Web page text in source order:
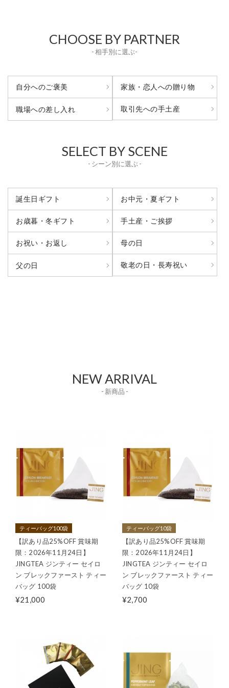
CHOOSE BY PARTNER
- 相手別に選ぶ-
自分へのご褒美 家族・恋人への贈り物
職場への差し入れ 取引先への手土産
SELECT BY SCENE
- シーン別に選ぶ -
誕生日ギフト お中元・夏ギフト
お歳暮・冬ギフト 手土産・ご挨拶
お祝い・お返し 母の日
父の日 敬老の日・長寿祝い
NEW ARRIVAL
- 新商品 -
ティーバッグ100袋
【訳あり品25%OFF 賞味期
限：2026年11月24日】
JINGTEA ジンティー セイロ
ン ブレックファースト ティー
バッグ 100袋
¥21,000
ティーバッグ10袋
【訳あり品25%OFF 賞味期
限：2026年11月24日】
JINGTEA ジンティー セイロ
ン ブレックファースト ティー
バッグ 10袋
¥2,700